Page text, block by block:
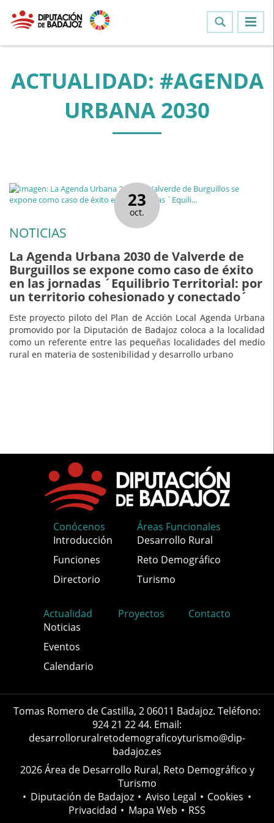
ACTUALIDAD: #AGENDA
URBANA 2030
23
oct.
NOTICIAS
La Agenda Urbana 2030 de Valverde de
Burguillos se expone como caso de éxito
en las jornadas ´Equilibrio Territorial: por
un territorio cohesionado y conectado´
Este proyecto piloto del Plan de Acción Local Agenda Urbana
promovido por la Diputación de Badajoz coloca a la localidad
como un referente entre las pequeñas localidades del medio
rural en materia de sostenibilidad y desarrollo urbano
Conócenos
Introducción
Funciones
Directorio
Áreas Funcionales
Desarrollo Rural
Reto Demográfico
Turismo
Actualidad
Noticias
Eventos
Calendario
Proyectos Contacto
Tomas Romero de Castilla, 2 06011 Badajoz. Teléfono:
924 21 22 44. Email:
desarrolloruralretodemograficoyturismo@dip-
badajoz.es
2026 Área de Desarrollo Rural, Reto Demográfico y
Turismo
• Diputación de Badajoz • Aviso Legal • Cookies •
Privacidad • Mapa Web • RSS